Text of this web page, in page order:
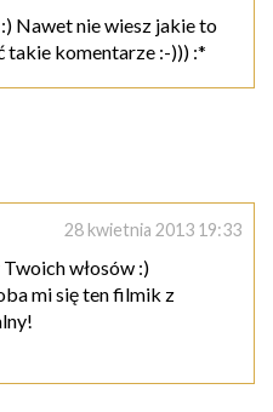
Nawet nie wiesz jakie to
takie komentarze :-))) :*
28 kwietnia 2013 19:33
włosów :)
mi się ten filmik z